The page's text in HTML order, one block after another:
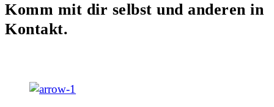
Komm mit dir selbst und anderen in
Kontakt.